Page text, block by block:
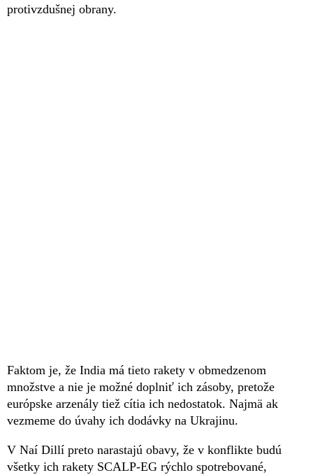
protivzdušnej obrany.
Faktom je, že India má tieto rakety v obmedzenom
množstve a nie je možné doplniť ich zásoby, pretože
európske arzenály tiež cítia ich nedostatok. Najmä ak
vezmeme do úvahy ich dodávky na Ukrajinu.
V Naí Dillí preto narastajú obavy, že v konflikte budú
všetky ich rakety SCALP-EG rýchlo spotrebované,